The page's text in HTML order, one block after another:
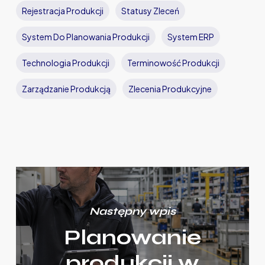
Rejestracja Produkcji Statusy Zleceń
System Do Planowania Produkcji System ERP
Technologia Produkcji Terminowość Produkcji
Zarządzanie Produkcją Zlecenia Produkcyjne
Następny wpis
Planowanie